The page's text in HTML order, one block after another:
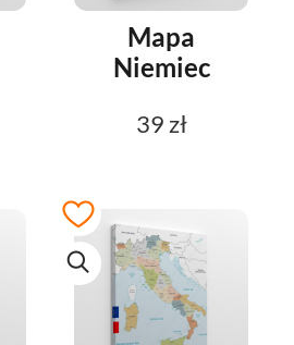
Mapa
Niemiec
39 zł